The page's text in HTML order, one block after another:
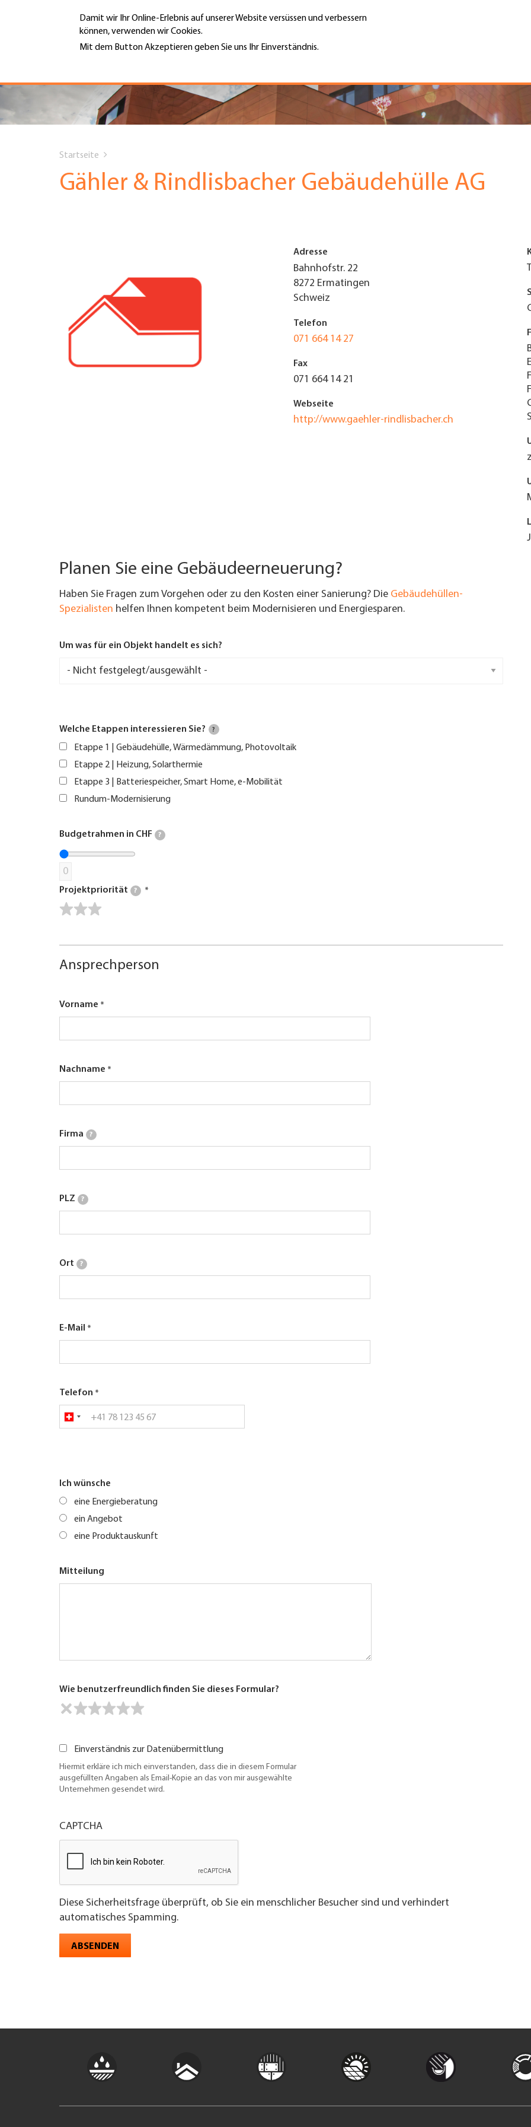
Damit wir Ihr Online-Erlebnis auf unserer Website versüssen und verbessern
können, verwenden wir Cookies.
Mit dem Button Akzeptieren geben Sie uns Ihr Einverständnis.
Hauptnavigation
PORTRÄT
DIENSTLEISTUNGEN
FACHZEITSCHRIFT
MENÜ
Top
Menu
are
Startseite
Gähler & Rindlisbacher Gebäudehülle AG
Adresse
Bahnhofstr. 22
8272 Ermatingen
Schweiz
Telefon
071 664 14 27
Fax
071 664 14 21
Webseite
http://www.gaehler-rindlisbacher.ch
Planen Sie eine Gebäudeerneuerung?
Haben Sie Fragen zum Vorgehen oder zu den Kosten einer Sanierung? Die Gebäudehüllen-
Spezialisten helfen Ihnen kompetent beim Modernisieren und Energiesparen.
Um was für ein Objekt handelt es sich?
Welche Etappen interessieren Sie? ?
Etappe 1 | Gebäudehülle, Wärmedämmung, Photovoltaik
Etappe 2 | Heizung, Solarthermie
Etappe 3 | Batteriespeicher, Smart Home, e-Mobilität
Rundum-Modernisierung
Budgetrahmen in CHF ?
0
Projektpriorität ?
Ansprechperson
Vorname
Nachname
Firma ?
PLZ ?
Ort ?
E-Mail
Telefon
Ich wünsche
eine Energieberatung
ein Angebot
eine Produktauskunft
Mitteilung
Wie benutzerfreundlich finden Sie dieses Formular?
Einverständnis zur Datenübermittlung
Hiermit erkläre ich mich einverstanden, dass die in diesem Formular
ausgefüllten Angaben als Email-Kopie an das von mir ausgewählte
Unternehmen gesendet wird.
CAPTCHA
Diese Sicherheitsfrage überprüft, ob Sie ein menschlicher Besucher sind und verhindert
automatisches Spamming.
ABSENDEN